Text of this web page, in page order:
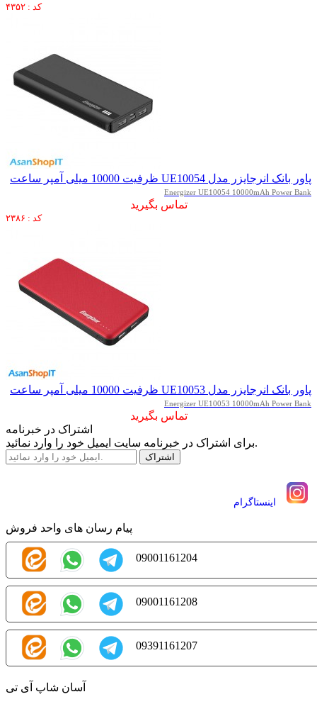
کد : ۴۳۵۲
پاور بانک انرجایزر مدل UE10054 ظرفیت 10000 میلی آمپر ساعت
Energizer UE10054 10000mAh Power Bank
تماس بگیرید
کد : ۲۳۸۶
پاور بانک انرجایزر مدل UE10053 ظرفیت 10000 میلی آمپر ساعت
Energizer UE10053 10000mAh Power Bank
تماس بگیرید
اشتراک در خبرنامه
برای اشتراک در خبرنامه سایت ایمیل خود را وارد نمائید.
اينستاگرام
پیام رسان های واحد فروش
09001161204
09001161208
09391161207
آسان شاپ آی تی